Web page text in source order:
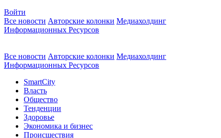
Войти
Все новости Авторские колонки Медиахолдинг
Информационных Ресурсов
Все новости Авторские колонки Медиахолдинг
Информационных Ресурсов
SmartCity
Власть
Общество
Тенденции
Здоровье
Экономика и бизнес
Происшествия